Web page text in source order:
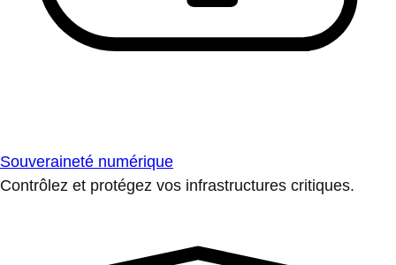
Souveraineté numérique
Contrôlez et protégez vos infrastructures critiques.